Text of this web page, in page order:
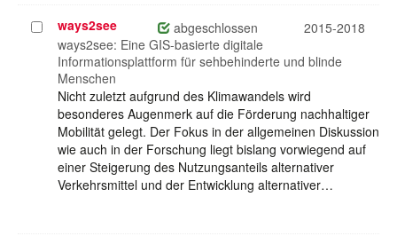
Projekt
auswählen
ways2see abgeschlossen
2015-2018
ways2see: Eine GIS-basierte digitale
Informationsplattform für sehbehinderte und blinde
Menschen
Nicht zuletzt aufgrund des Klimawandels wird
besonderes Augenmerk auf die Förderung nachhaltiger
Mobilität gelegt. Der Fokus in der allgemeinen Diskussion
wie auch in der Forschung liegt bislang vorwiegend auf
einer Steigerung des Nutzungsanteils alternativer
Verkehrsmittel und der Entwicklung alternativer…